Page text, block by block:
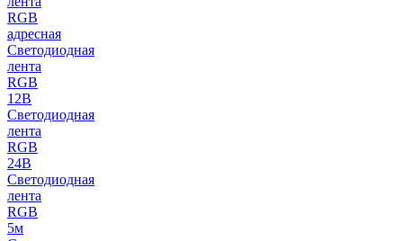
RGB
адресная
Светодиодная
лента
RGB
12В
Светодиодная
лента
RGB
24В
Светодиодная
лента
RGB
5м